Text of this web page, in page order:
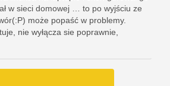
w sieci domowej … to po wyjściu ze
może popaść w problemy.
nie wyłącza sie poprawnie,